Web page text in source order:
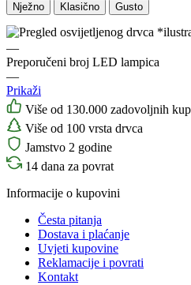
Nježno Klasično Gusto
—
Preporučeni broj LED lampica
—
Prikaži
Više od 130.000 zadovoljnih
Više od 100 vrsta drvca
Jamstvo 2 godine
14 dana za povrat
Informacije o kupovini
Česta pitanja
Dostava i plaćanje
Uvjeti kupovine
Reklamacije i povrati
Kontakt